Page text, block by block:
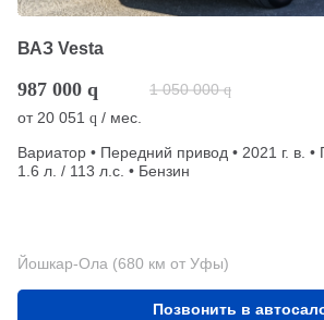
ВАЗ Vesta
987 000 q 1 050 000 q
от20 051 q / мес.
Вариатор • Передний привод • 2021 г. в.
1.6 л. / 113 л.с. • Бензин
Йошкар-Ола (680 км от Уфы)
Позвонить в